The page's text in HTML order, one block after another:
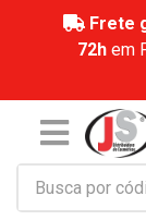
Frete
72hem